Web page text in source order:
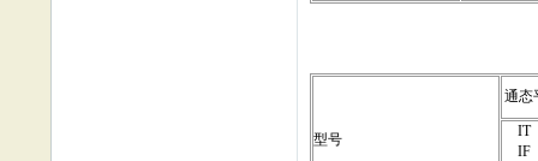
型号
通态
IT
IF